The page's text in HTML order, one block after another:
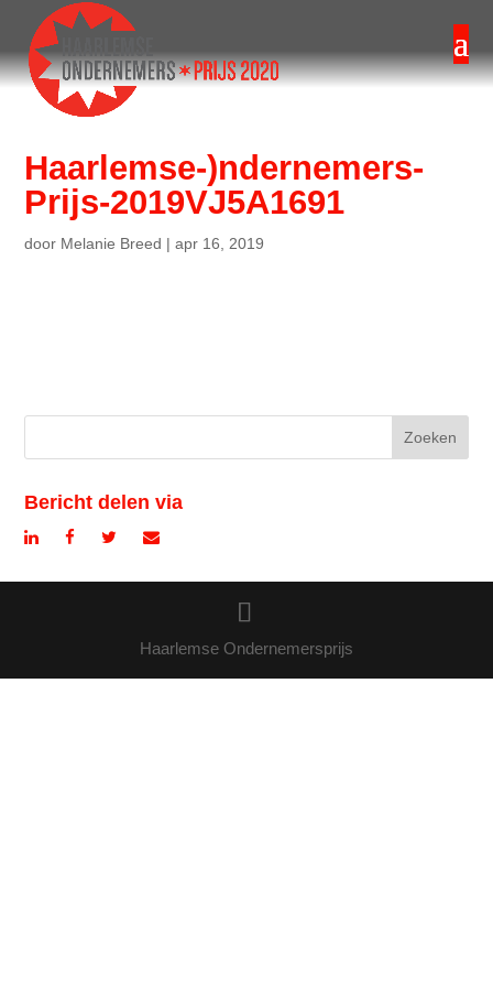
Haarlemse-)ndernemers-
Prijs-2019VJ5A1691
door Melanie Breed |apr 16, 2019
Bericht delen via
Haarlemse Ondernemersprijs